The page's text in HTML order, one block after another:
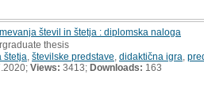
števil in štetja : diplomska naloga
thesis
štetja številske predstave didaktična igra
Views: 3413; Downloads: 163